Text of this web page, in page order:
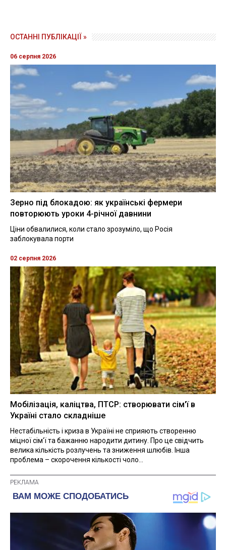
ОСТАННІ ПУБЛІКАЦІЇ »
06 серпня 2026
Зерно під блокадою: як українські фермери
повторюють уроки 4-річної давнини
Ціни обвалилися, коли стало зрозуміло, що Росія
заблокувала порти
02 серпня 2026
Мобілізація, каліцтва, ПТСР: створювати сім'ї в
Україні стало складніше
Нестабільність і криза в Україні не сприяють створенню
міцної сім'ї та бажанню народити дитину. Про це свідчить
велика кількість розлучень та зниження шлюбів. Інша
проблема – скорочення кількості чоло...